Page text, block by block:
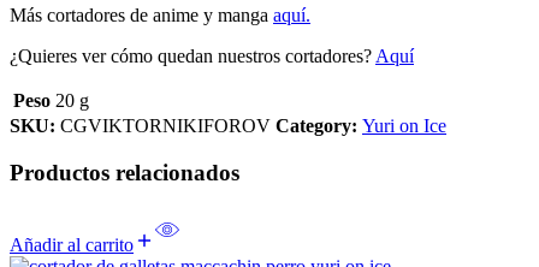
Más cortadores de anime y manga aquí.
¿Quieres ver cómo quedan nuestros cortadores? Aquí
Peso 20 g
SKU: CGVIKTORNIKIFOROV Category: Yuri on Ice
Productos relacionados
Añadir al carrito